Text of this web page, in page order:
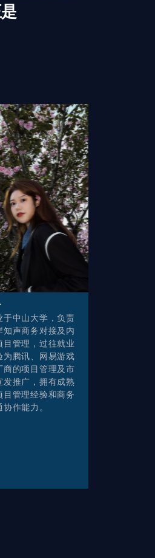
于中山大学，负责
知声商务对接及内
目管理，过往就业
为腾讯、网易游戏
商的项目管理及市
发推广，拥有成熟
目管理经验和商务
协作能力。